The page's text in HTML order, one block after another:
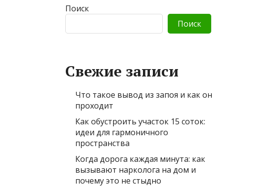
Поиск
Поиск
Свежие записи
Что такое вывод из запоя и как он
проходит
Как обустроить участок 15 соток:
идеи для гармоничного
пространства
Когда дорога каждая минута: как
вызывают нарколога на дом и
почему это не стыдно